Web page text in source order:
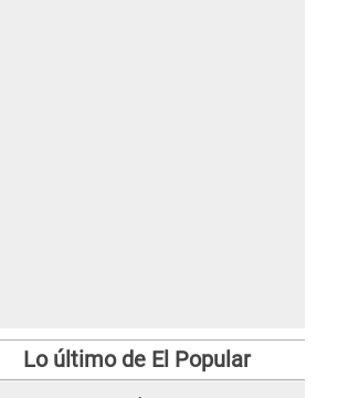
Lo último de El Popular